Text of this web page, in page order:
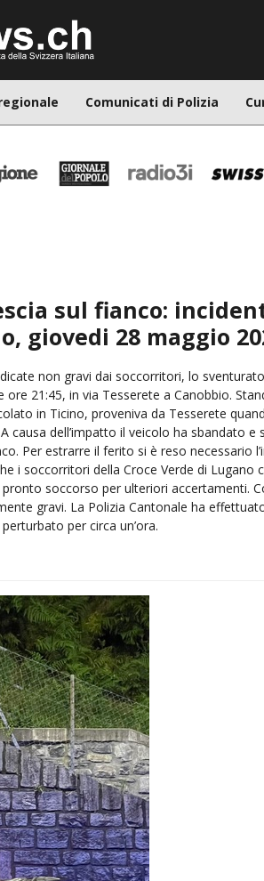
Comunicati di Polizia
sul fianco:
giovedi 28 maggio
non gravi dai soccorritori, lo
21:45, in via Tesserete a Canobbio.
in Ticino, proveniva da Tesserete
causa dell’impatto il veicolo ha sbandato e
Per estrarre il ferito si è reso necessario
i soccorritori della Croce Verde di Lugano
soccorso per ulteriori accertamenti.
gravi. La Polizia Cantonale ha
per circa un’ora.